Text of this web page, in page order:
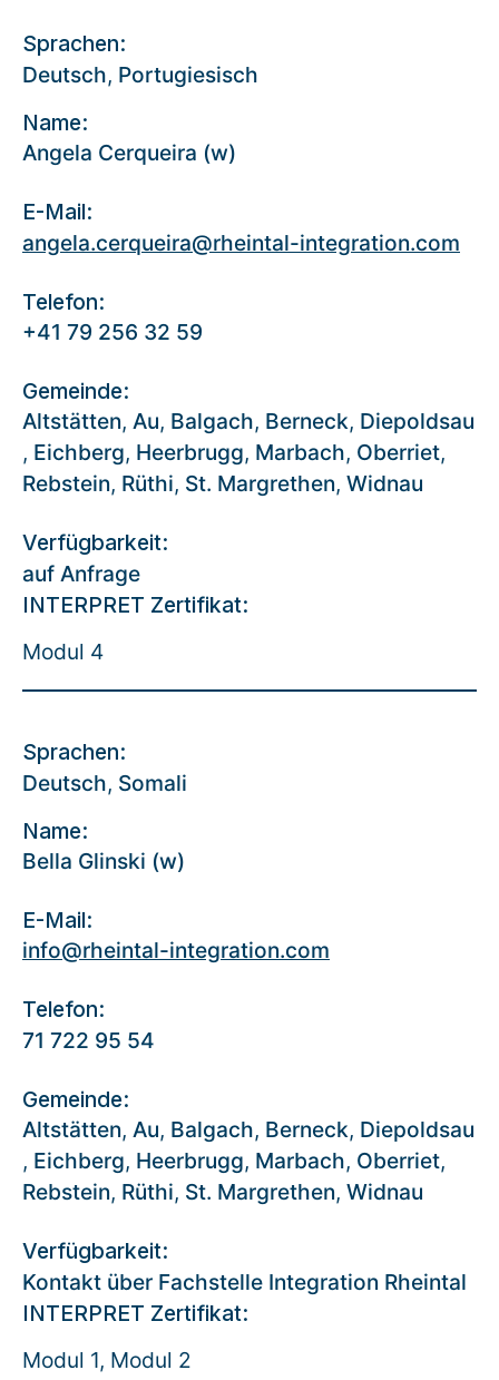
Sprachen:
Deutsch, Portugiesisch
Name:
Angela Cerqueira (w)
E-Mail:
angela.cerqueira@rheintal-integration.com
Telefon:
+41 79 256 32 59
Gemeinde:
Altstätten, Au, Balgach, Berneck, Diepoldsau
, Eichberg, Heerbrugg, Marbach, Oberriet,
Rebstein, Rüthi, St. Margrethen, Widnau
Verfügbarkeit:
auf Anfrage
INTERPRET Zertifikat:
Modul 4
Sprachen:
Deutsch, Somali
Name:
Bella Glinski (w)
E-Mail:
info@rheintal-integration.com
Telefon:
71 722 95 54
Gemeinde:
Altstätten, Au, Balgach, Berneck, Diepoldsau
, Eichberg, Heerbrugg, Marbach, Oberriet,
Rebstein, Rüthi, St. Margrethen, Widnau
Verfügbarkeit:
Kontakt über Fachstelle Integration Rheintal
INTERPRET Zertifikat:
Modul 1, Modul 2